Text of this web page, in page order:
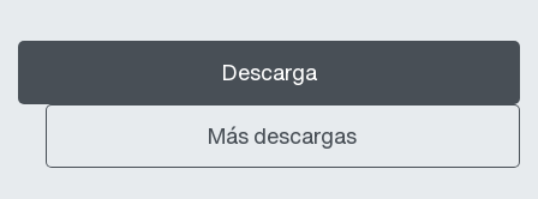
Descarga
Más descargas